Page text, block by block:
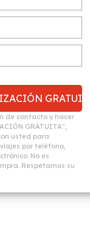
de contacto y hacer
GRATUITA",
usted para
por teléfono,
No es
Respetamos su